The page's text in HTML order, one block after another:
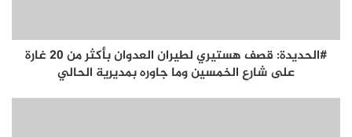
#الحديدة: قصف هستيري لطيران العدوان بأكثر من 20 غارة
على شارع الخمسين وما جاوره بمديرية الحالي